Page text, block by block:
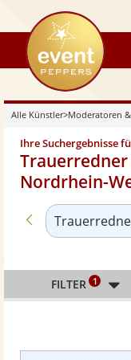
eventpeppers
Alle Künstler>Moderatoren
Ihre Suchergebnisse
Nordrhein-
Zurück zu
FILTER 1